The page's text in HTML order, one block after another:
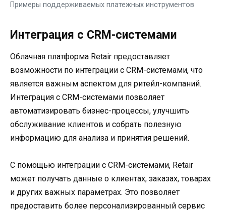
Примеры поддерживаемых платежных инструментов
Интеграция с CRM-системами
Облачная платформа Retair предоставляет
возможности по интеграции с CRM-системами, что
является важным аспектом для ритейл-компаний.
Интеграция с CRM-системами позволяет
автоматизировать бизнес-процессы, улучшить
обслуживание клиентов и собрать полезную
информацию для анализа и принятия решений.
С помощью интеграции с CRM-системами, Retair
может получать данные о клиентах, заказах, товарах
и других важных параметрах. Это позволяет
предоставить более персонализированный сервис